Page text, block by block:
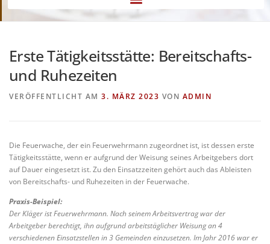
Erste Tätigkeitsstätte: Bereitschafts-
und Ruhezeiten
VERÖFFENTLICHT AM 3. MÄRZ 2023 VON ADMIN
Die Feuerwache, der ein Feuerwehrmann zugeordnet ist, ist dessen erste
Tätigkeitsstätte, wenn er aufgrund der Weisung seines Arbeitgebers dort
auf Dauer eingesetzt ist. Zu den Einsatzzeiten gehört auch das Ableisten
von Bereitschafts- und Ruhezeiten in der Feuerwache.
Praxis-Beispiel:
Der Kläger ist Feuerwehrmann. Nach seinem Arbeitsvertrag war der
Arbeitgeber berechtigt, ihn aufgrund arbeitstäglicher Weisung an 4
verschiedenen Einsatzstellen in 3 Gemeinden einzusetzen. Im Jahr 2016 war er